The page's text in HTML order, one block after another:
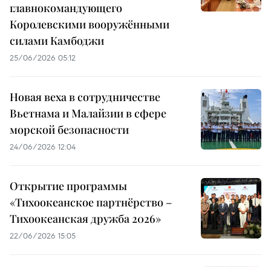
главнокомандующего
Королевскими вооружёнными
силами Камбоджи
25/06/2026 05:12
Новая веха в сотрудничестве
Вьетнама и Малайзии в сфере
морской безопасности
24/06/2026 12:04
Открытие программы
«Тихоокеанское партнёрство –
Тихоокеанская дружба 2026»
22/06/2026 15:05